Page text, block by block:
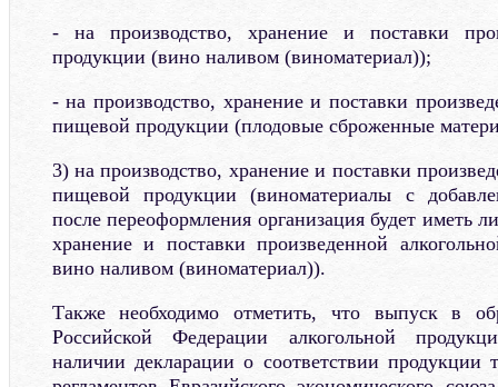
- на производство, хранение и поставки
продукции (вино наливом (виноматериал));
- на производство, хранение и поставки
пищевой продукции (плодовые сброженные
3) на производство, хранение и поставки
пищевой продукции (виноматериалы с
после переоформления организация будет иметь
хранение и поставки произведенной
вино наливом (виноматериал)).
Также необходимо отметить, что выпуск в
Российской Федерации алкогольной
наличии декларации о соответствии продукции